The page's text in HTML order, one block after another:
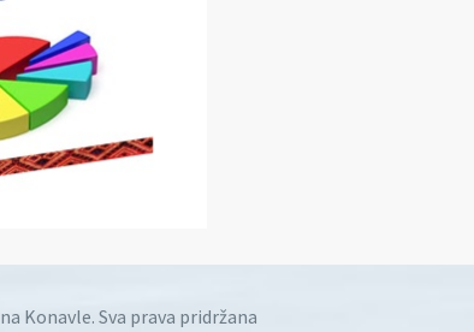
Konavle. Sva prava pridržana